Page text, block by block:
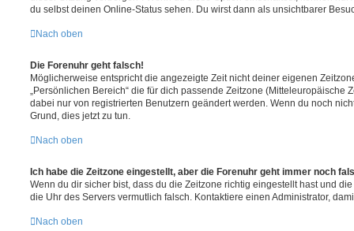
du selbst deinen Online-Status sehen. Du wirst dann als unsichtbarer
Nach oben
Die Forenuhr geht falsch!
Möglicherweise entspricht die angezeigte Zeit nicht deiner eigenen
„Persönlichen Bereich“ die für dich passende Zeitzone (Mitteleuropäische
dabei nur von registrierten Benutzern geändert werden. Wenn du noch
Grund, dies jetzt zu tun.
Nach oben
Ich habe die Zeitzone eingestellt, aber die Forenuhr geht immer noch
Wenn du dir sicher bist, dass du die Zeitzone richtig eingestellt hast und
die Uhr des Servers vermutlich falsch. Kontaktiere einen Administrator,
Nach oben